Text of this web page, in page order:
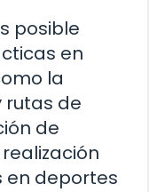
posible
en
la
rutas de
de
en deportes